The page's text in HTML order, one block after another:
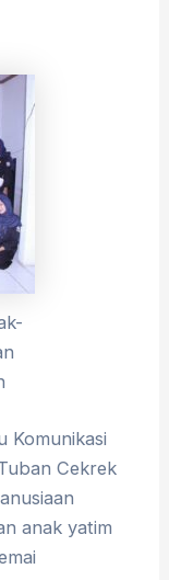
Komunikasi
Cekrek
anak yatim